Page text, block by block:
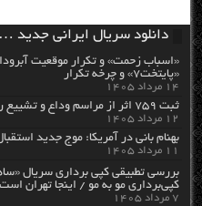
دانلود سریال ایرانی جدید …
«اسباب زحمت» و تکرار موقعیت
«پایتخت۷» و چرخه تکرار
۱۴ مرداد ۱۴۰۵
ثبت ۷۵۹ اثر از مراسم وداع و تشییع رهبر شهید انقلاب
۱۲ مرداد ۱۴۰۵
بهنام بانی در آمریکا: موج جدید
۱۱ مرداد ۱۴۰۵
بررسی تطبیقی کپی برداری سریال
کپی‌برداری مو به مو / اینجا تهران
۷ مرداد ۱۴۰۵